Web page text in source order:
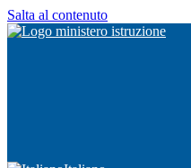
Salta al contenuto